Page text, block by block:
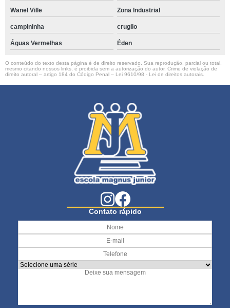
Wanel Ville Zona Industrial
campininha crugilo
Águas Vermelhas Éden
O conteúdo do texto desta página é de direito reservado. Sua reprodução, parcial ou total,
mesmo citando nossos links, é proibida sem a autorização do autor. Crime de violação de
direito autoral – artigo 184 do Código Penal – Lei 9610/98 - Lei de direitos autorais
Contato rápido